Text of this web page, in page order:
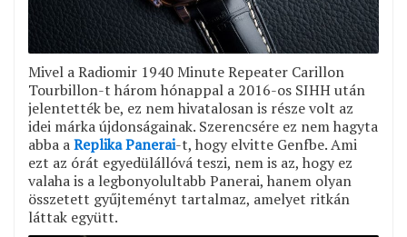
Mivel a Radiomir 1940 Minute Repeater Carillon
Tourbillon-t három hónappal a 2016-os SIHH után
jelentették be, ez nem hivatalosan is része volt az
idei márka újdonságainak. Szerencsére ez nem hagyta
abba aReplika Panerai-t, hogy elvitte Genfbe. Ami
ezt az órát egyedülállóvá teszi, nem is az, hogy ez
valaha is a legbonyolultabb Panerai, hanem olyan
összetett gyűjteményt tartalmaz, amelyet ritkán
láttak együtt.